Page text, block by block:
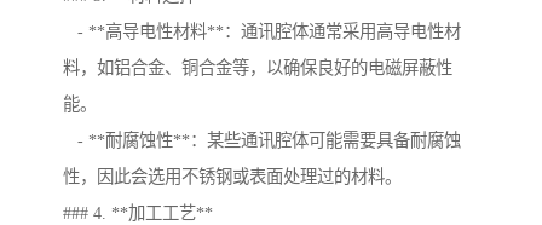
- **高导电性材料**：通讯腔体通常采用高导电性材
料，如铝合金、铜合金等，以确保良好的电磁屏蔽性
能。
- **耐腐蚀性**：某些通讯腔体可能需要具备耐腐蚀
性，因此会选用不锈钢或表面处理过的材料。
### 4. **加工工艺**